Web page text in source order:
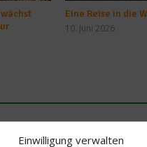
Einwilligung verwalten
Eine Reise in die
10. Juni 2026